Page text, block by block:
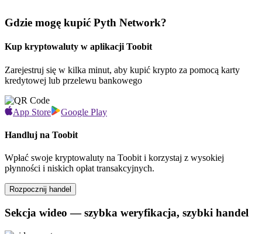
Gdzie mogę kupić Pyth Network?
Kup kryptowaluty w aplikacji Toobit
Zarejestruj się w kilka minut, aby kupić krypto za pomocą karty
kredytowej lub przelewu bankowego
App Store Google Play
Handluj na Toobit
Wpłać swoje kryptowaluty na Toobit i korzystaj z wysokiej
płynności i niskich opłat transakcyjnych.
Rozpocznij handel
Sekcja wideo — szybka weryfikacja, szybki handel